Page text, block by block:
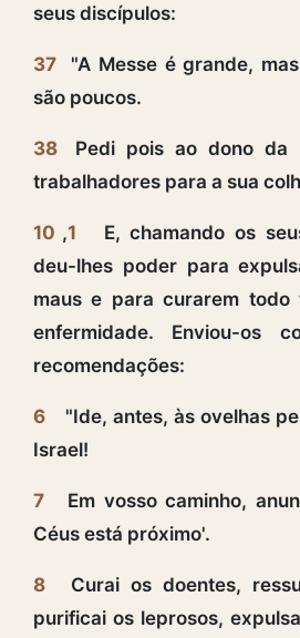
seus discípulos:
37
"A Messe é grande,
são poucos.
38
Pedi pois ao dono da
trabalhadores para a sua
10 ,1
E, chamando os
deu-lhes poder para
maus e para curarem
enfermidade. Enviou-os
recomendações:
6
"Ide, antes, às ovelhas
Israel!
7
Em vosso caminho,
Céus está próximo'.
8
Curai os doentes,
purificai os leprosos,